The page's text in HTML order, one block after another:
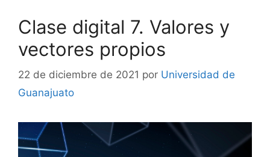
Clase digital 7. Valores y
vectores propios
22 de diciembre de 2021 por Universidad de
Guanajuato